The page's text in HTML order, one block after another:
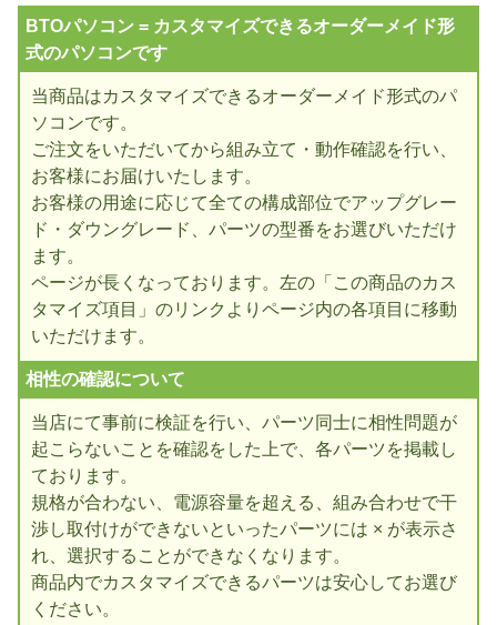
BTOパソコン = カスタマイズできるオーダーメイド形
式のパソコンです
当商品はカスタマイズできるオーダーメイド形式のパ
ソコンです。
ご注文をいただいてから組み立て・動作確認を行い、
お客様にお届けいたします。
お客様の用途に応じて全ての構成部位でアップグレー
ド・ダウングレード、パーツの型番をお選びいただけ
ます。
ページが長くなっております。左の「この商品のカス
タマイズ項目」のリンクよりページ内の各項目に移動
いただけます。
相性の確認について
当店にて事前に検証を行い、パーツ同士に相性問題が
起こらないことを確認をした上で、各パーツを掲載し
ております。
規格が合わない、電源容量を超える、組み合わせで干
渉し取付けができないといったパーツには × が表示さ
れ、選択することができなくなります。
商品内でカスタマイズできるパーツは安心してお選び
ください。